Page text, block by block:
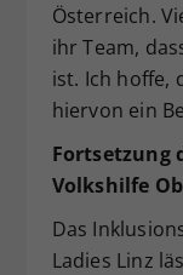
Österreich.
ihr Team,
ist. Ich hoffe,
hiervon ein
Fortsetzung
Volkshilfe
Das
Ladies Linz